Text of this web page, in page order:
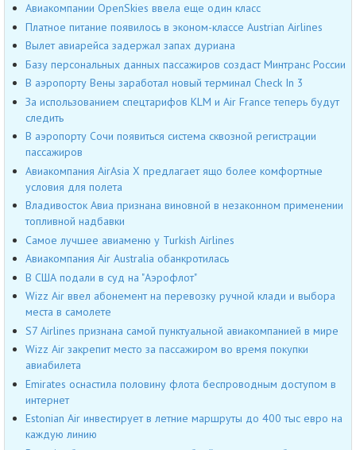
Авиакомпании OpenSkies ввела еще один класс
Платное питание появилось в эконом-классе Austrian Airlines
Вылет авиарейса задержал запах дуриана
Базу персональных данных пассажиров создаст Минтранс России
В аэропорту Вены заработал новый терминал Check In 3
За использованием спецтарифов КLM и Air France теперь будут
следить
В аэропорту Сочи появиться система сквозной регистрации
пассажиров
Авиакомпания AirAsia X предлагает ящо более комфортные
условия для полета
Владивосток Авиа признана виновной в незаконном применении
топливной надбавки
Самое лучшее авиаменю у Turkish Airlines
Авиакомпания Air Australia обанкротилась
В США подали в суд на "Аэрофлот"
Wizz Air ввел абонемент на перевозку ручной клади и выбора
места в самолете
S7 Airlines признана самой пунктуальной авиакомпанией в мире
Wizz Air закрепит место за пассажиром во время покупки
авиабилета
Emirates оснастила половину флота беспроводным доступом в
интернет
Estonian Air инвестирует в летние маршруты до 400 тыс евро на
каждую линию